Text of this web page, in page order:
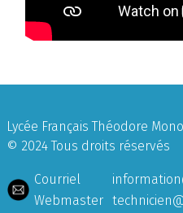
Lycée Français Théodore
© 2024 Tous droits réservés
Courriel
Webmaster